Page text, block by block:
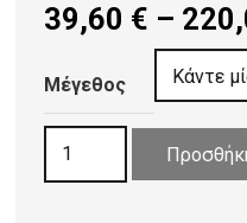
39,60 € –
Μέγεθος